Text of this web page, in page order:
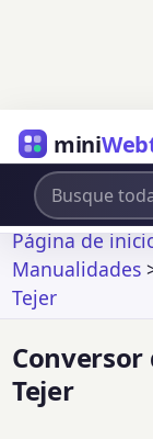
mini
Página de
Manualidades
Tejer
Conversor
Tejer